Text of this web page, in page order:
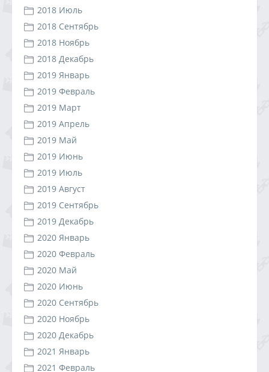
2018 Июль
2018 Сентябрь
2018 Ноябрь
2018 Декабрь
2019 Январь
2019 Февраль
2019 Март
2019 Апрель
2019 Май
2019 Июнь
2019 Июль
2019 Август
2019 Сентябрь
2019 Декабрь
2020 Январь
2020 Февраль
2020 Май
2020 Июнь
2020 Сентябрь
2020 Ноябрь
2020 Декабрь
2021 Январь
2021 Февраль